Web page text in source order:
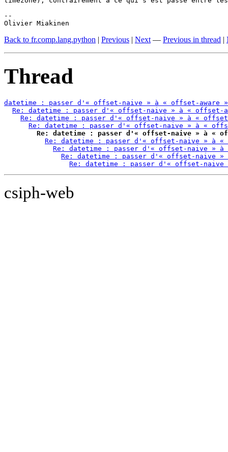
--
Olivier Miakinen
Back to fr.comp.lang.python | Previous | Next — Previous in thread |
Thread
datetime : passer d'« offset-naive » à « offset-aware »
Re: datetime : passer d'« offset-naive » à « offset-
Re: datetime : passer d'« offset-naive » à «
Re: datetime : passer d'« offset-naive » à «
Re: datetime : passer d'« offset-naive » à «
Re: datetime : passer d'« offset-naive » à «
Re: datetime : passer d'« offset-naive » à
Re: datetime : passer d'« offset-naive »
Re: datetime : passer d'« offset-naive
csiph-web